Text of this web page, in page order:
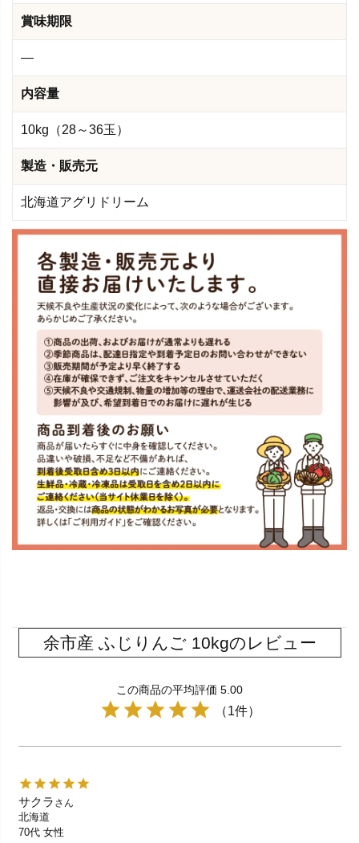
賞味期限
―
内容量
10kg（28～36玉）
製造・販売元
北海道アグリドリーム
余市産 ふじりんご 10kgのレビュー
この商品の平均評価 5.00
（1件）
サクラ さん
北海道
70代 女性